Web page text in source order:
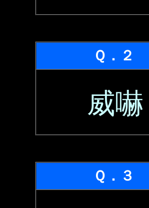
Ｑ．２
威嚇
Ｑ．３